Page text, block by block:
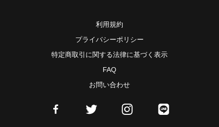
利用規約
プライバシーポリシー
特定商取引に関する法律に基づく表示
FAQ
お問い合わせ